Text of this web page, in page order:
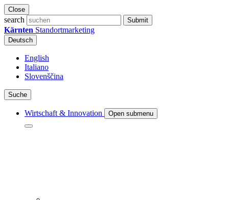
Close
search Submit
Kärnten Standortmarketing
Deutsch
English
Italiano
Slovenščina
Suche
Wirtschaft & Innovation Open submenu